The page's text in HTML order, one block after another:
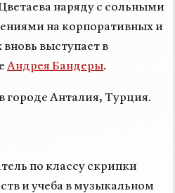
наряду с сольными
на корпоративных и
выступает в
Андрея Бандеры.
городе Анталия, Турция.
по классу скрипки
и учеба в музыкальном